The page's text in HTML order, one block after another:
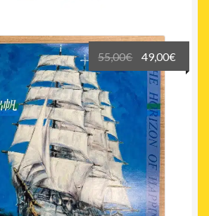
plus
ancien
55,00€
Le
prix
initial
était :
55,00€.
49,00€
prix